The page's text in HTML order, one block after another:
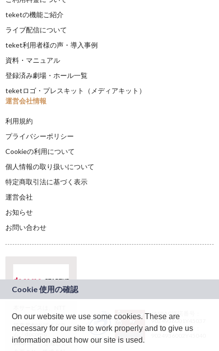
On our website we use some cookies. These are
necessary for our site to work properly and to give us
information about how our site is used.
teketの機能ご紹介
ライブ配信について
teket利用者様の声・導入事例
資料・マニュアル
登録済み劇場・ホール一覧
teketロゴ・プレスキット（メディアキット）
運営会社情報
利用規約
プライバシーポリシー
Cookieの利用について
個人情報の取り扱いについて
特定商取引法に基づく表示
運営会社
お知らせ
お問い合わせ
ドコモグループの新
規事業創出プログラ
ム「docomo
STARTUP」を通じて
JASRAC許諾番号：
9024936001Y45037
JASRAC許諾番号：